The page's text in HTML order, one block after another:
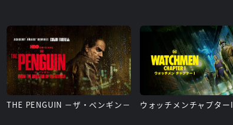
THE PENGUIN －ザ・ペンギン－ ウォッチメンチャプターI